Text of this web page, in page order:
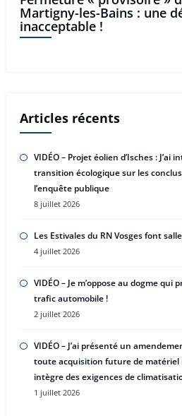
Martigny-les-Bains : une
inacceptable !
Articles récents
VIDÉO – Projet éolien d’Isches : J’ai
transition écologique sur les
l’enquête publique
8 juillet 2026
Les Estivales du RN Vosges font
4 juillet 2026
VIDÉO – Je m’oppose au dogme
trafic automobile !
2 juillet 2026
VIDÉO – J’ai présenté un
toute acquisition future de
intègre des exigences de
1 juillet 2026